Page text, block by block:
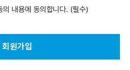
니다.
본인임을 증명할 수 있고,
의 내용에 동의합니다. (필수)
회원가입